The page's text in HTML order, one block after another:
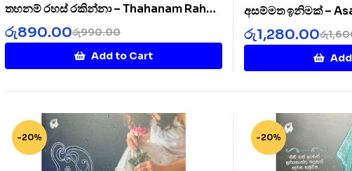
තහනම් රහස් රකින්නා – Thahanam Rahas
Rakinnaa
රු990.00
රු890.00
Add to Cart
අසම්මත ඉනිමක් –
රු
රු1,280.00
-20% -20%